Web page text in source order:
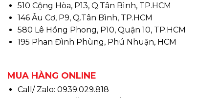
510 Cộng Hòa, P13, Q.Tân Bình, TP.HCM
146 Âu Cơ, P9, Q.Tân Bình, TP.HCM
580 Lê Hồng Phong, P10, Quận 10, TP.HCM
195 Phan Đình Phùng, Phú Nhuận, HCM
MUA HÀNG ONLINE
Call/ Zalo: 0939.029.818